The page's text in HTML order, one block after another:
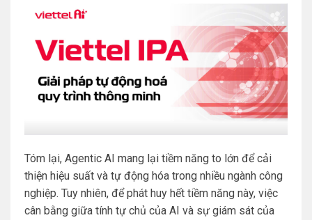
Tóm lại, Agentic AI mang lại tiềm năng to lớn để cải
thiện hiệu suất và tự động hóa trong nhiều ngành công
nghiệp. Tuy nhiên, để phát huy hết tiềm năng này, việc
cân bằng giữa tính tự chủ của AI và sự giám sát của